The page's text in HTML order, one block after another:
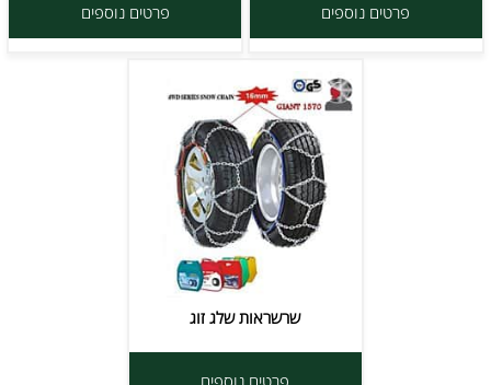
פרטים נוספים פרטים נוספים
שרשראות שלג זוג
פרטים נוספים